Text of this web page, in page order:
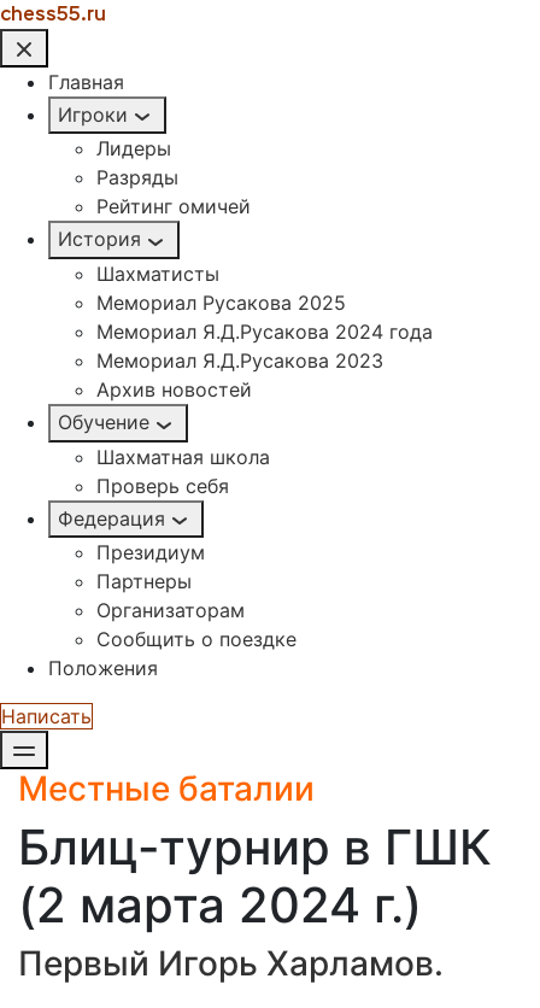
chess55.ru
Главная
Игроки
Лидеры
Разряды
Рейтинг омичей
История
Шахматисты
Мемориал Русакова 2025
Мемориал Я.Д.Русакова 2024 года
Мемориал Я.Д.Русакова 2023
Архив новостей
Обучение
Шахматная школа
Проверь себя
Федерация
Президиум
Партнеры
Организаторам
Сообщить о поездке
Положения
Написать
Местные баталии
Блиц-турнир в ГШК
(2 марта 2024 г.)
Первый Игорь Харламов.